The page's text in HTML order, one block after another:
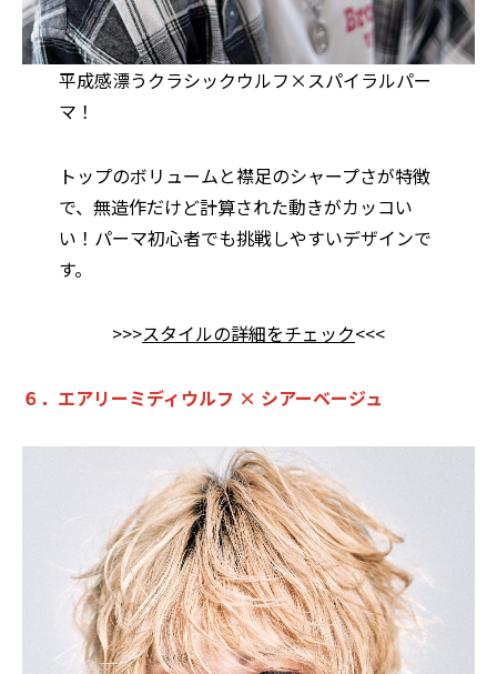
平成感漂うクラシックウルフ×スパイラルパー
マ！
トップのボリュームと襟足のシャープさが特徴
で、無造作だけど計算された動きがカッコい
い！パーマ初心者でも挑戦しやすいデザインで
す。
>>>スタイルの詳細をチェック<<<
６．エアリーミディウルフ × シアーベージュ